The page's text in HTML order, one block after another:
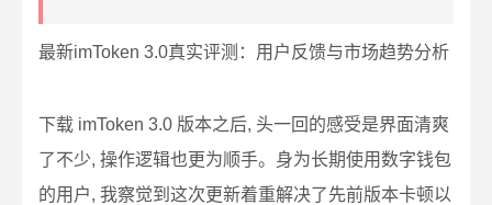
最新imToken 3.0真实评测：用户反馈与市场趋势分析
下载 imToken 3.0 版本之后, 头一回的感受是界面清爽
了不少, 操作逻辑也更为顺手。身为长期使用数字钱包
的用户, 我察觉到这次更新着重解决了先前版本卡顿以